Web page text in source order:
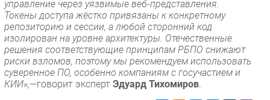
управление через уязвимые веб-представления.
Токены доступа жёстко привязаны к конкретному
репозиторию и сессии, а любой сторонний код
изолирован на уровне архитектуры. Отечественные
решения соответствующие принципам РБПО снижают
риски взломов, поэтому мы рекомендуем использовать
суверенное ПО, особенно компаниям с госучастием и
КИИ»,—говорит эксперт Эдуард Тихомиров